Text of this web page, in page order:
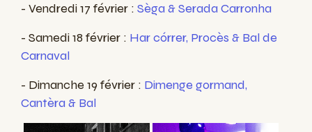
- Vendredi 17 février : Sèga & Serada Carronha
- Samedi 18 février : Har córrer, Procès & Bal de
Carnaval
- Dimanche 19 février : Dimenge gormand,
Cantèra & Bal